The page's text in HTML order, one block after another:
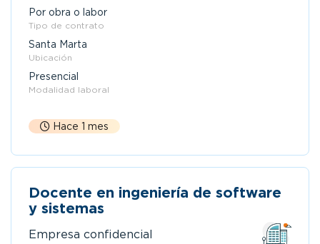
Por obra o labor
Tipo de contrato
Santa Marta
Ubicación
Presencial
Modalidad laboral
Hace 1 mes
Docente en ingeniería de software
y sistemas
Empresa confidencial